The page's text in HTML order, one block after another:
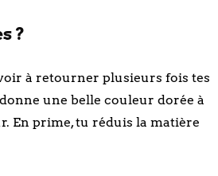
?
à retourner plusieurs fois tes
une belle couleur dorée à
En prime, tu réduis la matière